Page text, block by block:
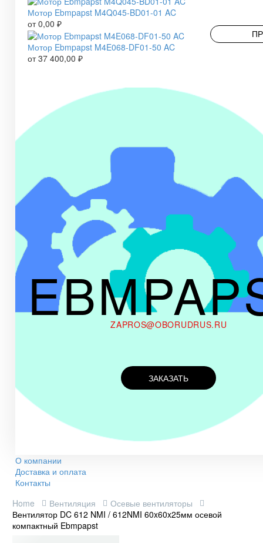
Мотор Ebmpapst M4Q045-BD01-01 AC
от0,00 ₽
Мотор Ebmpapst M4E068-DF01-50 AC
от37 400,00 ₽
ZAPROS@OBORUDRUS.RU
ЗАКАЗАТЬ
О компании
Доставка и оплата
Контакты
Home
Вентиляция
Осевые вентиляторы
Вентилятор DC 612 NMI / 612NMI 60x60x25мм осевой
компактный Ebmpapst